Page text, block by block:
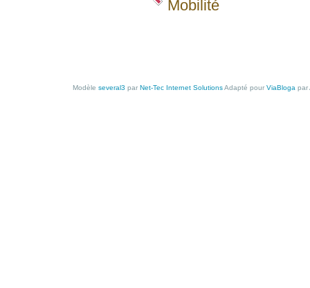
Mobilité
Modèle several3 par Net-Tec Internet SolutionsAdapté pour ViaBloga par